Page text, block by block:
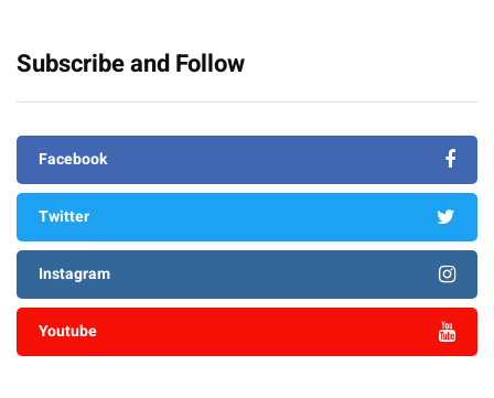
Subscribe and Follow
Facebook
Twitter
Instagram
Youtube